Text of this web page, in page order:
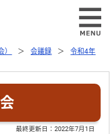
） 会議録
令和4年
最終更新日：2022年7月1日